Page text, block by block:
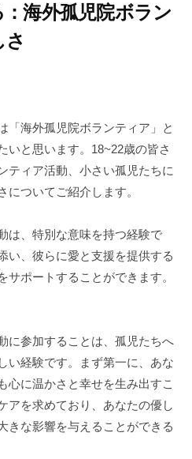
海外孤児院ボラン
「海外孤児院ボランティア」と
いと思います。18~22歳の皆さ
ティア活動、小さい孤児たちに
ついてご紹介します。
は、特別な意味を持つ経験で
い、彼らに愛と支援を提供する
サポートすることができます。
に参加することは、孤児たちへ
い経験です。まず第一に、あな
心に温かさと幸せを生み出すこ
アを求めており、あなたの優し
きな影響を与えることができる